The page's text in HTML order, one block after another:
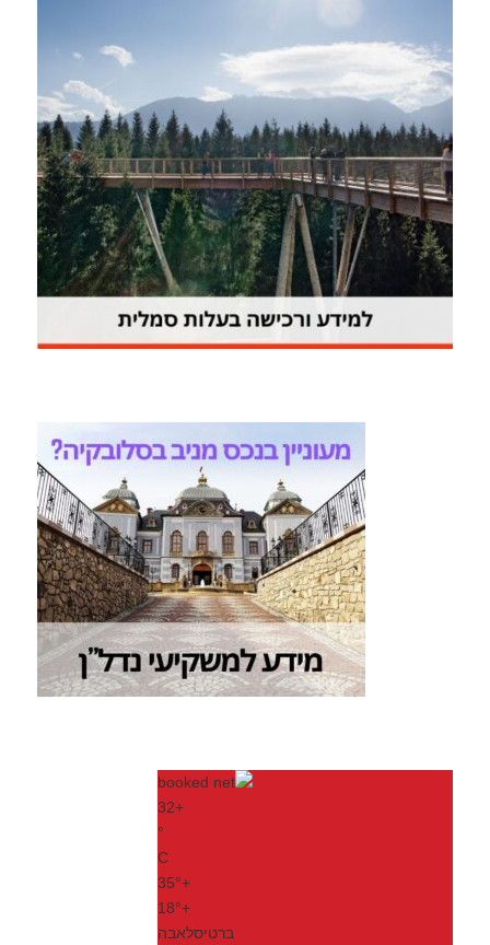
+
32
°
C
+
35°
+
18°
ברטיסלאבה